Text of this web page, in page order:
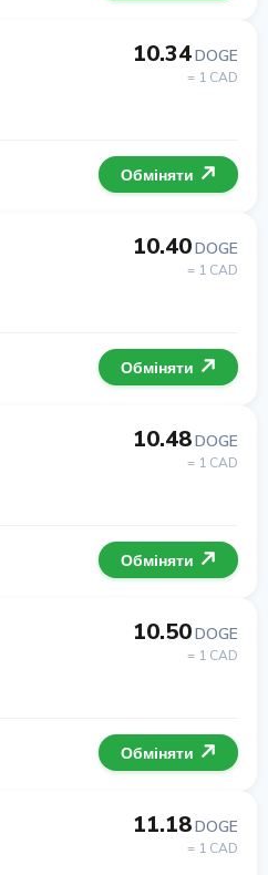
10.34DOGE
= 1 CAD
Обміняти
10.40DOGE
= 1 CAD
Обміняти
10.48DOGE
= 1 CAD
Обміняти
10.50DOGE
= 1 CAD
Обміняти
11.18DOGE
= 1 CAD